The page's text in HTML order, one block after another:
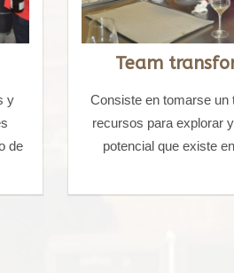
y
de
Team
Consiste en tomarse un
recursos para explorar
potencial que existe